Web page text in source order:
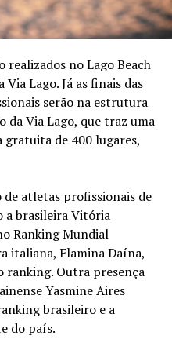
realizados no Lago Beach
Lago. Já as finais das
serão na estrutura
da Via Lago, que traz uma
de 400 lugares,
atletas profissionais de
a brasileira Vitória
Ranking Mundial
italiana, Flamina Daína,
ranking. Outra presença
Yasmine Aires
brasileiro e a
do país.